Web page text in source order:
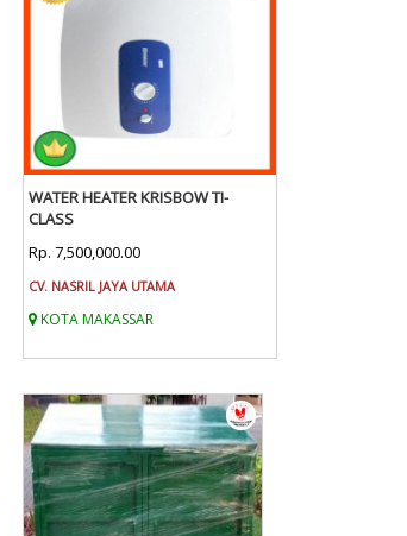
WATER HEATER KRISBOW TI-
CLASS
Rp. 7,500,000.00
CV. NASRIL JAYA UTAMA
KOTA MAKASSAR